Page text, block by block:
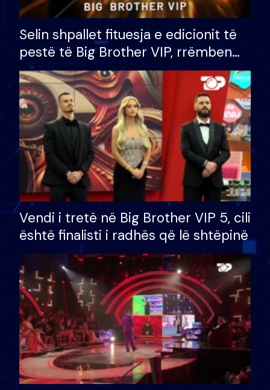
Selin shpallet fituesja e edicionit të
pestë të Big Brother VIP, rrëmben
çmimin e madh prej 100 mijë eurosh
Vendi i tretë në Big Brother VIP 5, cili
është finalisti i radhës që lë shtëpinë